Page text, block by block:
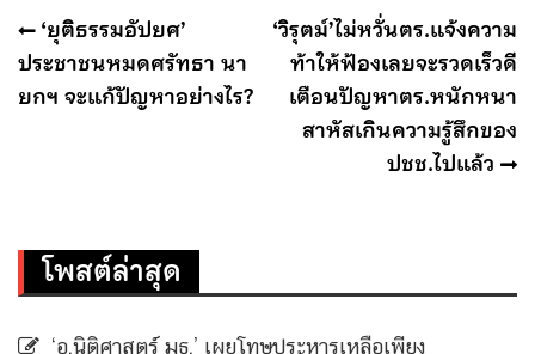
แนะแนว
เรื่อง
‘ยุติธรรมอัปยศ’
ประชาชนหมดศรัทธา นา
ยกฯ จะแก้ปัญหาอย่างไร?
‘วิรุตม์’ไม่หวั่นตร.แจ้งความ
ท้าให้ฟ้องเลยจะรวดเร็วดี
เตือนปัญหาตร.หนักหนา
สาหัสเกินความรู้สึกของ
ปชช.ไปแล้ว
โพสต์ล่าสุด
‘อ.นิติศาสตร์ มธ.’ เผยโทษประหารเหลือเพียง